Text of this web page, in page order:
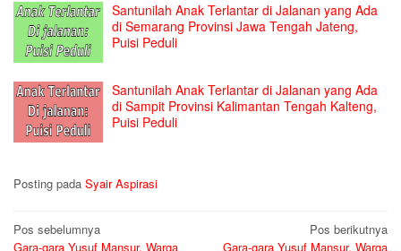
Santunilah Anak Terlantar di Jalanan yang Ada
di Semarang Provinsi Jawa Tengah Jateng,
Puisi Peduli
Santunilah Anak Terlantar di Jalanan yang Ada
di Sampit Provinsi Kalimantan Tengah Kalteng,
Puisi Peduli
Posting pada Syair Aspirasi
Navigasi
Pos sebelumnya
Gara-gara Yusuf Mansur, Warga
Pos berikutnya
Gara-gara Yusuf Mansur, Warga